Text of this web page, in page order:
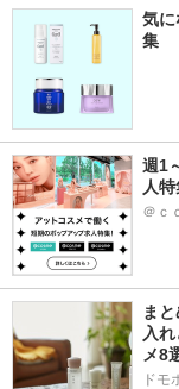
気に
集
週1
人特
＠ｃ
ま
入
メ8
ドモ